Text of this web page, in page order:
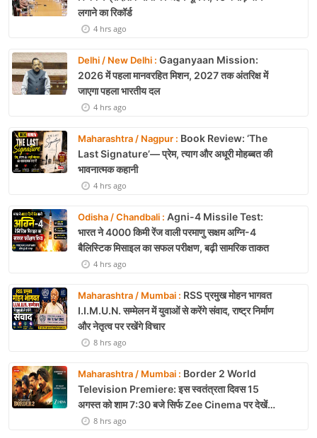
लगाने का रिकॉर्ड
4 hrs ago
Delhi / New Delhi : Gaganyaan Mission:
2026 में पहला मानवरहित मिशन, 2027 तक अंतरिक्ष में
जाएगा पहला भारतीय दल
4 hrs ago
Maharashtra / Nagpur : Book Review: ‘The
Last Signature’— प्रेम, त्याग और अधूरी मोहब्बत की
भावनात्मक कहानी
4 hrs ago
Odisha / Chandbali : Agni-4 Missile Test:
भारत ने 4000 किमी रेंज वाली परमाणु सक्षम अग्नि-4
बैलिस्टिक मिसाइल का सफल परीक्षण, बढ़ी सामरिक ताकत
4 hrs ago
Maharashtra / Mumbai : RSS प्रमुख मोहन भागवत
I.I.M.U.N. सम्मेलन में युवाओं से करेंगे संवाद, राष्ट्र निर्माण
और नेतृत्व पर रखेंगे विचार
8 hrs ago
Maharashtra / Mumbai : Border 2 World
Television Premiere: इस स्वतंत्रता दिवस 15
अगस्त को शाम 7:30 बजे सिर्फ Zee Cinema पर देखें
बॉर्डर 28 hrs ago